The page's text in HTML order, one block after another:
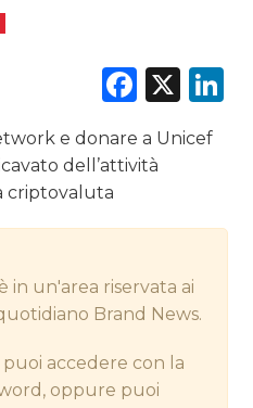
X
e donare a Unicef
dell’attività
criptovaluta
in un'area riservata ai
Brand News.
accedere con la
oppure puoi